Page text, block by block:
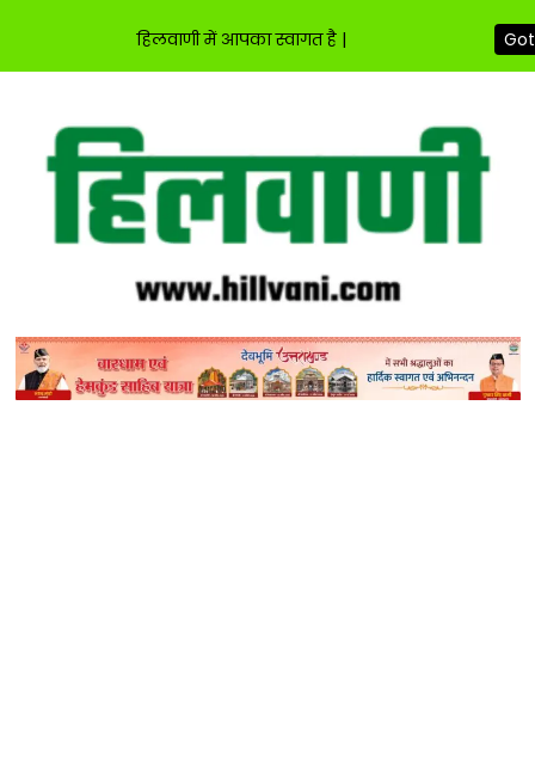
content
हिलवाणी में आपका स्वागत है |